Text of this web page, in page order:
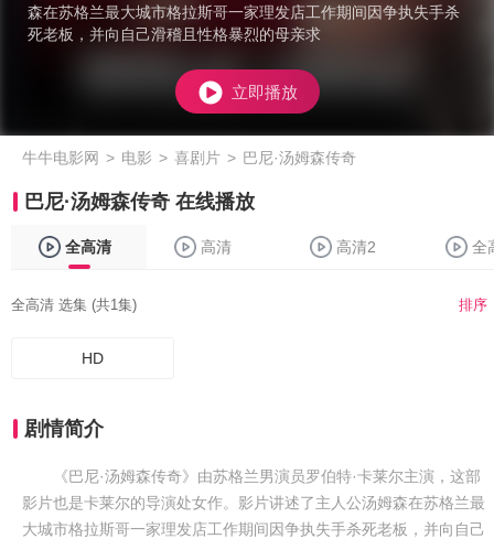
森在苏格兰最大城市格拉斯哥一家理发店工作期间因争执失手杀
死老板，并向自己滑稽且性格暴烈的母亲求
立即播放
牛牛电影网 > 电影 > 喜剧片 > 巴尼·汤姆森传奇
巴尼·汤姆森传奇 在线播放
全高清 高清 高清2 全
全高清 选集 (共1集) 排序
HD
剧情简介
《巴尼·汤姆森传奇》由苏格兰男演员罗伯特·卡莱尔主演，这部
影片也是卡莱尔的导演处女作。影片讲述了主人公汤姆森在苏格兰最
大城市格拉斯哥一家理发店工作期间因争执失手杀死老板，并向自己